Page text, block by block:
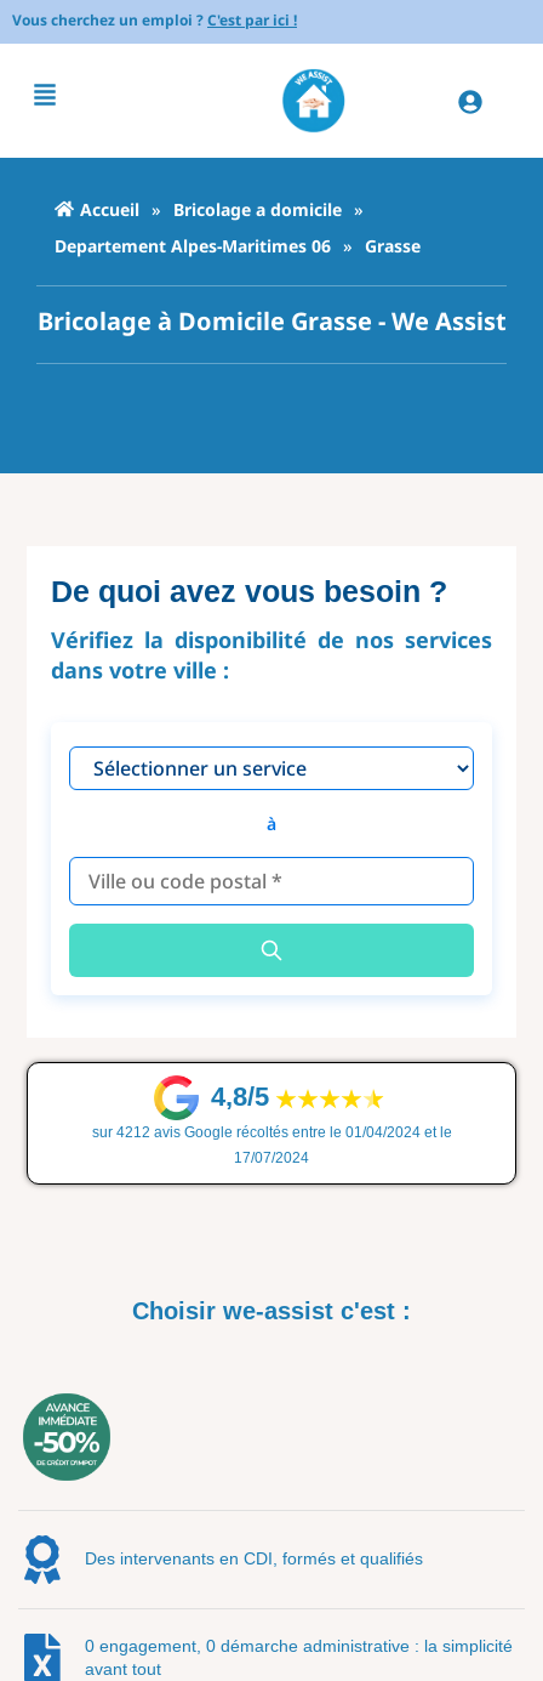
Vous cherchez un emploi ?C'est par ici !
Accueil » Bricolage a domicile »
Departement Alpes-Maritimes 06 » Grasse
Bricolage à Domicile Grasse - We Assist
De quoi avez vous besoin ?
Vérifiez la disponibilité de nos services
dans votre ville :
à
4,8/5
sur 4212 avis Google récoltés entre le 01/04/2024 et le
17/07/2024
Choisir we-assist c'est :
Des intervenants en CDI, formés et qualifiés
0 engagement, 0 démarche administrative : la simplicité
avant tout